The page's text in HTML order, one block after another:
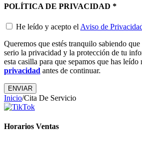
POLÍTICA DE PRIVACIDAD *
He leído y acepto el Aviso de
Queremos que estés tranquilo sabiendo
serio la privacidad y la protección de tu
esta casilla para que sepamos que has leído
privacidad antes de continuar.
Inicio/Cita De Servicio
Horarios Ventas